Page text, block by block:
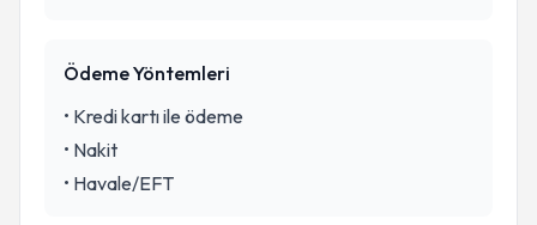
Ödeme Yöntemleri
• Kredi kartı ile ödeme
• Nakit
• Havale/EFT